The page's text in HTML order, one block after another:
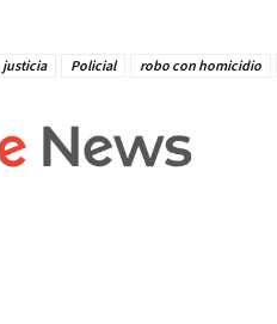
justicia Policial robo con homicidio